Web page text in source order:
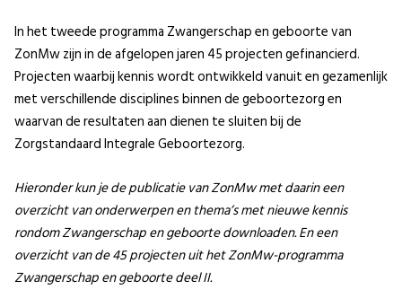
In het tweede programma Zwangerschap en geboorte van
ZonMw zijn in de afgelopen jaren 45 projecten gefinancierd.
Projecten waarbij kennis wordt ontwikkeld vanuit en gezamenlijk
met verschillende disciplines binnen de geboortezorg en
waarvan de resultaten aan dienen te sluiten bij de
Zorgstandaard Integrale Geboortezorg.
Hieronder kun je de publicatie van ZonMw met daarin een
overzicht van onderwerpen en thema’s met nieuwe kennis
rondom Zwangerschap en geboorte downloaden. En een
overzicht van de 45 projecten uit het ZonMw-programma
Zwangerschap en geboorte deel II.